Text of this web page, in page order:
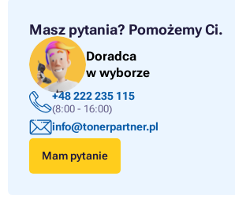
Masz pytania? Pomożemy Ci.
Doradca
w wyborze
+48 222 235 115
(8:00 - 16:00)
info@tonerpartner.pl
Mam pytanie